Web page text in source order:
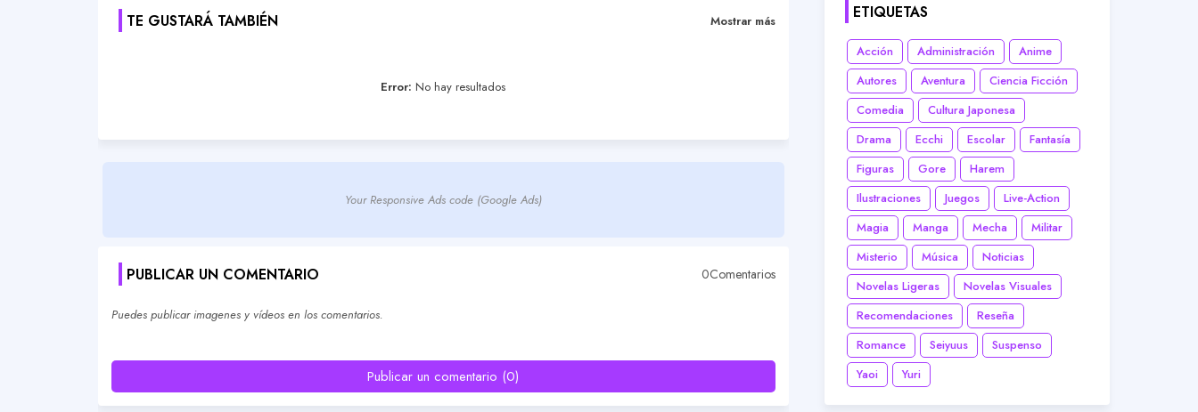
TE GUSTARÁ TAMBIÉN Mostrar más
Error: No hay resultados
Your Responsive Ads code (Google Ads)
PUBLICAR UN COMENTARIO 0Comentarios
Puedes publicar imagenes y vídeos en los comentarios.
Publicar un comentario (0)
ETIQUETAS
Acción Administración
Anime
Autores
Aventura
Ciencia Ficción
Comedia
Cultura Japonesa
Drama
Ecchi Escolar
Fantasía
Figuras
Gore
Harem
Ilustraciones
Juegos
Live-Action
Magia
Manga Mecha
Militar
Misterio
Música
Noticias
Novelas Ligeras
Novelas Visuales
Recomendaciones
Reseña
Romance
Seiyuus
Suspenso
Yaoi
Yuri